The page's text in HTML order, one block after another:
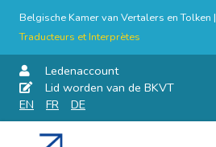
Belgische Kamer van Vertalers en Tolken |
Traducteurs et Interprètes
Ledenaccount
Lid worden van de BKVT
EN
FR DE